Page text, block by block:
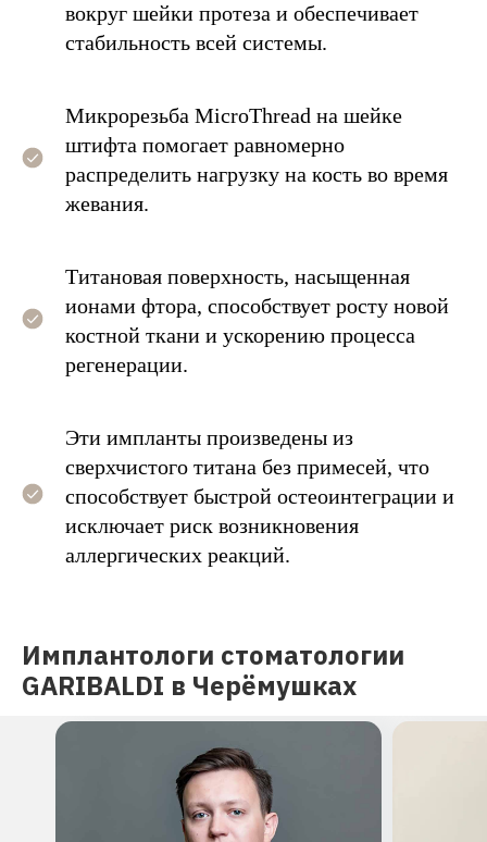
вокруг шейки протеза и обеспечивает
стабильность всей системы.
Микрорезьба MicroThread на шейке
штифта помогает равномерно
распределить нагрузку на кость во время
жевания.
Титановая поверхность, насыщенная
ионами фтора, способствует росту новой
костной ткани и ускорению процесса
регенерации.
Эти импланты произведены из
сверхчистого титана без примесей, что
способствует быстрой остеоинтеграции и
исключает риск возникновения
аллергических реакций.
Имплантологи стоматологии
GARIBALDI в Черёмушках